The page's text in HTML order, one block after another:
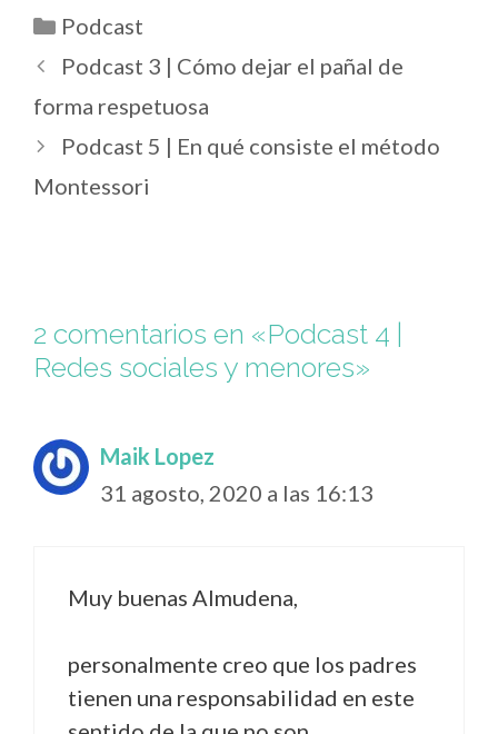
Podcast
Podcast 3 | Cómo dejar el pañal de
forma respetuosa
Podcast 5 | En qué consiste el método
Montessori
2 comentarios en «Podcast 4 |
Redes sociales y menores»
Maik Lopez
31 agosto, 2020 a las 16:13
Muy buenas Almudena,
personalmente creo que los padres
tienen una responsabilidad en este